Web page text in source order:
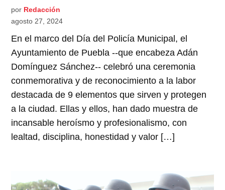
por Redacción
agosto 27, 2024
En el marco del Día del Policía Municipal, el
Ayuntamiento de Puebla --que encabeza Adán
Domínguez Sánchez-- celebró una ceremonia
conmemorativa y de reconocimiento a la labor
destacada de 9 elementos que sirven y protegen
a la ciudad. Ellas y ellos, han dado muestra de
incansable heroísmo y profesionalismo, con
lealtad, disciplina, honestidad y valor […]